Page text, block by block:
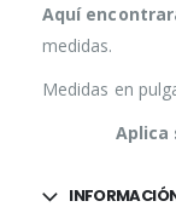
Aquí
medidas.
Medidas en
Aplica